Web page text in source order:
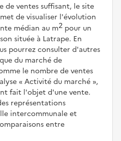
de ventes suffisant, le site
de visualiser l'évolution
médian au m2 pour un
située à Latrape. En
pourrez consulter d'autres
du marché de
le nombre de ventes
Activité du marché ,
fait l'objet d'une vente.
représentations
intercommunale et
entre